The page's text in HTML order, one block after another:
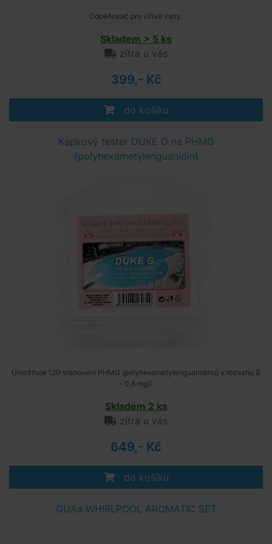
Odpěňovač pro vířivé vany.
Skladem > 5 ks
zítra u vás
399,- Kč
do košíku
Kapkový tester DUKE G na PHMG
(polyhexametylenguanidin)
Umožňuje 120 stanovení PHMG (polyhexametylenguanidinu) v rozsahu 0
- 0,8 mg/l.
Skladem 2 ks
zítra u vás
649,- Kč
do košíku
GUAa WHIRLPOOL AROMATIC SET